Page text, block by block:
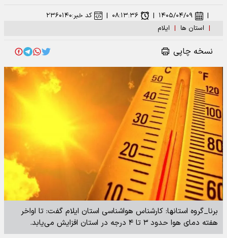
| استان ها | ایلام
| ۱۴۰۵/۰۴/۰۹ | ۰۸:۱۳:۳۶ | کد خبر:۲۳۶۰۱۴۰
نسخه چاپی
برنا_گروه استانها: کارشناس هواشناسی استان ایلام گفت: تا اواخر
هفته دمای هوا حدود ۳ تا ۴ درجه در استان افزایش می‌یابد.